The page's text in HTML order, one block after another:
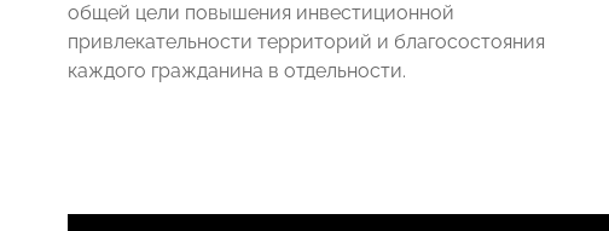
общей цели повышения инвестиционной
привлекательности территорий и благосостояния
каждого гражданина в отдельности.